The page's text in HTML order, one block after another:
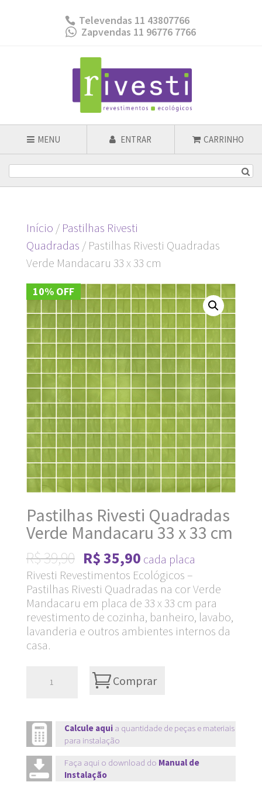
Televendas 11 43807766
Zapvendas 11 96776 7766
MENU ENTRAR CARRINHO
Início / Pastilhas Rivesti
Quadradas / Pastilhas Rivesti Quadradas
Verde Mandacaru 33 x 33 cm
10% OFF
Pastilhas Rivesti Quadradas
Verde Mandacaru 33 x 33 cm
R$39,90 Original
price
was:
R$ 39,90.
R$35,90Current
price
is:
R$ 35,90.
cada placa
Rivesti Revestimentos Ecológicos –
Pastilhas Rivesti Quadradas na cor Verde
Mandacaru em placa de 33 x 33 cm para
revestimento de cozinha, banheiro, lavabo,
lavanderia e outros ambientes internos da
casa.
Verde
Mandacaru
33
x
Comprar
Calcule aquia quantidade de peças e materiais
para instalação
Faça aqui o download do Manual de
Instalação